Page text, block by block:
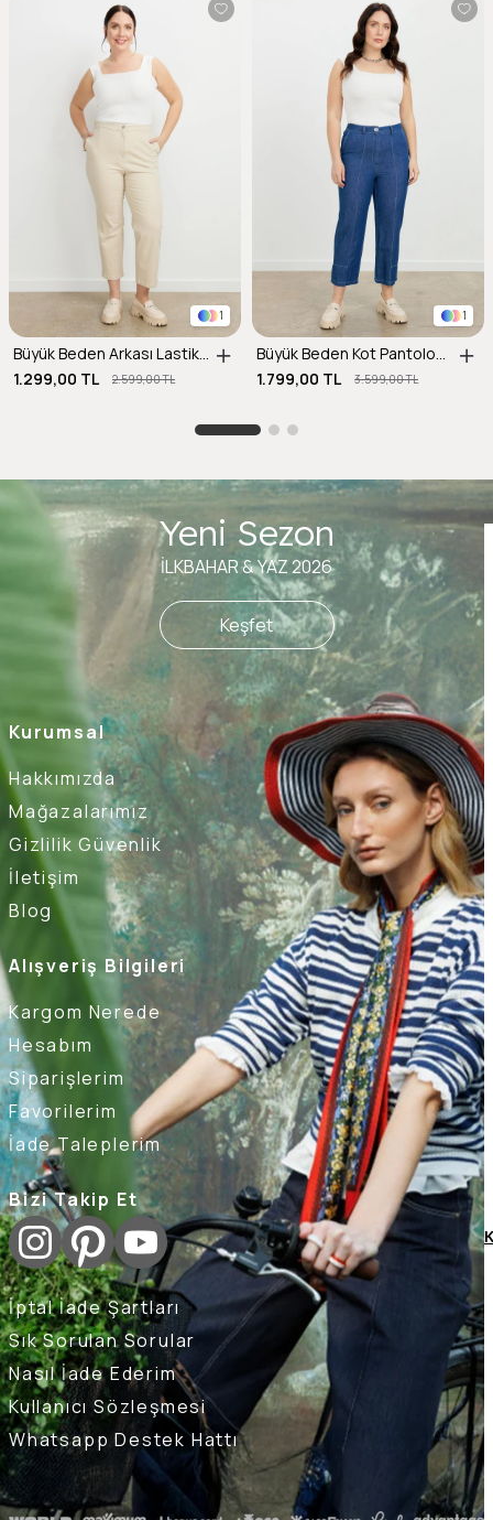
1
Büyük Beden Arkası Lastik Kot Pantolon-BEJ
1.299,00 TL
2.599,00 TL
1
Büyük Beden Kot Pantolon-LACI
1.799,00 TL
3.599,00 TL
Kurumsal
Hakkımızda
Mağazalarımız
Gizlilik Güvenlik
İletişim
Blog
Alışveriş Bilgileri
Kargom Nerede
Hesabım
Siparişlerim
Favorilerim
İade Taleplerim
Bizi Takip Et
İptal İade Şartları
Sık Sorulan Sorular
Nasıl İade Ederim
Kullanıcı Sözleşmesi
Whatsapp Destek Hattı
Yeni Sezon
İLKBAHAR & YAZ 2026
Keşfet